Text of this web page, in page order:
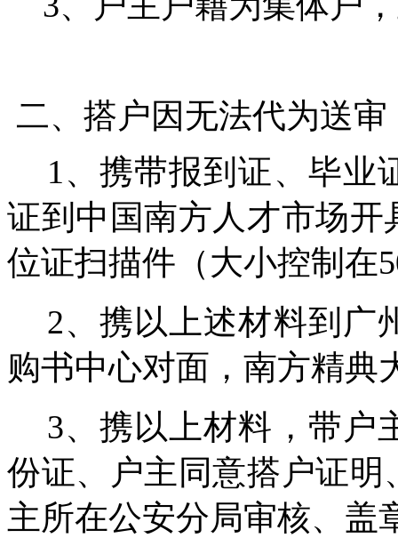
二、搭户因无法代为送
1、携带报到证、毕业
证到中国南方人才市场
位证扫描件（大小控制在
2、携以上述材料到广
购书中心对面，南方精典
3、携以上材料，带户
份证、户主同意搭户证
主所在公安分局审核、盖